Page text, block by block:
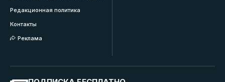
Редакционная политика
Контакты
Реклама